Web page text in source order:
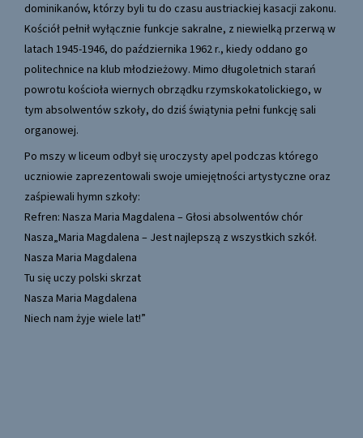
dominikanów, którzy byli tu do czasu austriackiej kasacji zakonu.
Kościół pełnił wyłącznie funkcje sakralne, z niewielką przerwą w
latach 1945-1946, do października 1962 r., kiedy oddano go
politechnice na klub młodzieżowy. Mimo długoletnich starań
powrotu kościoła wiernych obrządku rzymskokatolickiego, w
tym absolwentów szkoły, do dziś świątynia pełni funkcję sali
organowej.
Po mszy w liceum odbył się uroczysty apel podczas którego
uczniowie zaprezentowali swoje umiejętności artystyczne oraz
zaśpiewali hymn szkoły:
Refren: Nasza Maria Magdalena – Głosi absolwentów chór
Nasza„Maria Magdalena – Jest najlepszą z wszystkich szkół.
Nasza Maria Magdalena
Tu się uczy polski skrzat
Nasza Maria Magdalena
Niech nam żyje wiele lat!”